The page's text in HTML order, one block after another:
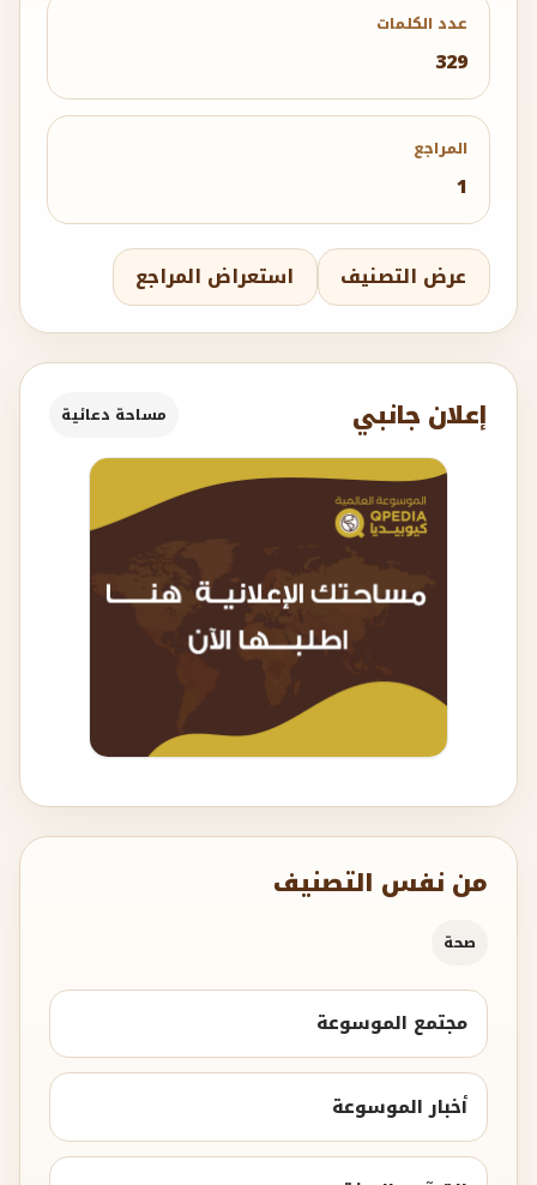
عدد الكلمات
329
المراجع
1
عرض التصنيف استعراض المراجع
إعلان جانبي مساحة دعائية
من نفس التصنيف
صحة
مجتمع الموسوعة
أخبار الموسوعة